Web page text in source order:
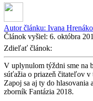
Autor článku: Ivana
Článok vyšiel: 6. októbra
Zdieľať článok:
V uplynulom týždni sme na
súťažia o priazeň čitateľov v
Zapoj sa aj ty do
zborník Fantázia 2018.